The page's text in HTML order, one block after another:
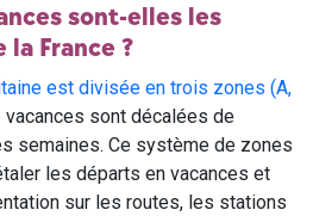
sont-elles les
France ?
est divisée en trois zones (A,
sont décalées de
semaines. Ce système de zones
les départs en vacances et
sur les routes, les stations